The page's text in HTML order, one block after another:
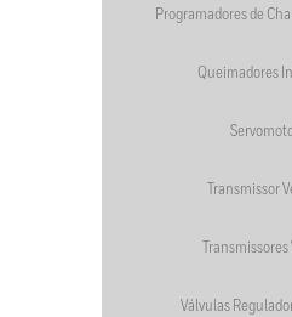
Programadores de
Queimadores
Transmissor
Válvulas